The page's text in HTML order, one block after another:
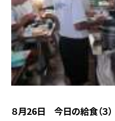
８月26日 今日の給食（３）